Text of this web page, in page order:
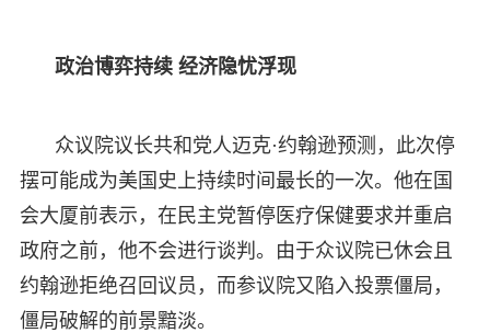
政治博弈持续 经济隐忧浮现
众议院议长共和党人迈克·约翰逊预测，此次停
摆可能成为美国史上持续时间最长的一次。他在国
会大厦前表示，在民主党暂停医疗保健要求并重启
政府之前，他不会进行谈判。由于众议院已休会且
约翰逊拒绝召回议员，而参议院又陷入投票僵局，
僵局破解的前景黯淡。